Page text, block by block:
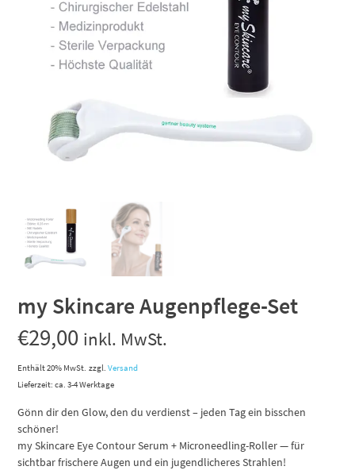
my Skincare Augenpflege-Set
€29,00 inkl. MwSt.
Enthält 20% MwSt. zzgl.Versand
Lieferzeit: ca. 3-4 Werktage
Gönn dir den Glow, den du verdienst – jeden Tag ein bisschen
schöner!
my Skincare Eye Contour Serum + Microneedling-Roller — für
sichtbar frischere Augen und ein jugendlicheres Strahlen!